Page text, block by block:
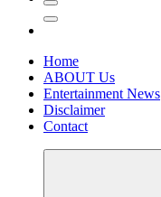
Home
ABOUT Us
Entertainment News
Disclaimer
Contact